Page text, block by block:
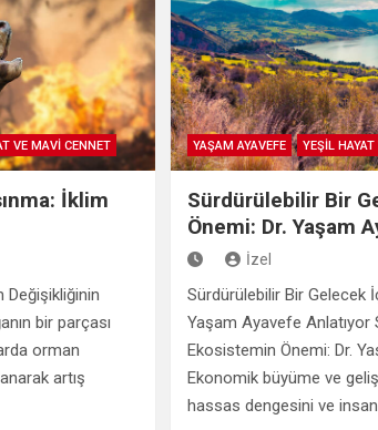
VE MAVİ CENNET
İklim
Değişikliğinin
bir parçası
orman
artış
YAŞAM AYAVEFE YEŞİL
Sürdürülebilir Bir
Önemi: Dr. Yaşam
İzel
Sürdürülebilir Bir Gelecek
Yaşam Ayavefe Anlatıyor
Ekosistemin Önemi: Dr.
Ekonomik büyüme ve
hassas dengesini ve